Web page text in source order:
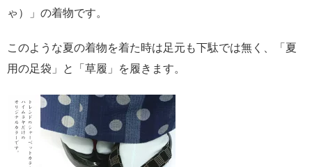
ゃ）」の着物です。
このような夏の着物を着た時は足元も下駄では無く、「夏
用の足袋」と「草履」を履きます。